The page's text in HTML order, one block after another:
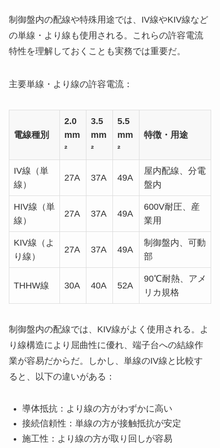
制御盤内の配線や特殊用途では、IV線やKIV線など
の単線・より線も使用される。これらの許容電流
特性を理解しておくことも実務では重要だ。
主要単線・より線の許容電流：
電線種別
2.0
mm
²
3.5
mm
²
5.5
mm
²
特徴・用途
IV線（単
線）
27A 37A 49A
屋内配線、分電
盤内
HIV線（単
線）
27A 37A 49A
600V耐圧、産
業用
KIV線（よ
り線）
27A 37A 49A
制御盤内、可動
部
THHW線 30A 40A 52A
90℃耐熱、アメ
リカ規格
制御盤内の配線では、KIV線がよく使用される。よ
り線構造により屈曲性に優れ、端子台への結線作
業が容易だからだ。しかし、単線のIV線と比較す
ると、以下の違いがある：
導体抵抗：より線の方がわずかに高い
接続信頼性：単線の方が接触抵抗が安定
施工性：より線の方が取り回しが容易